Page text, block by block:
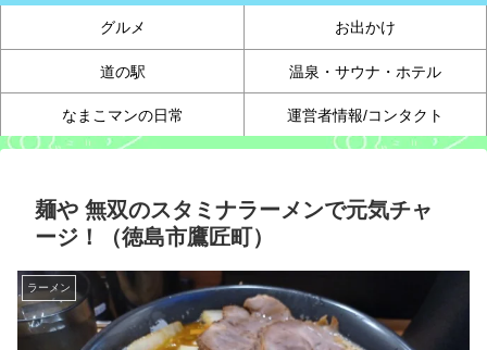
グルメ お出かけ
道の駅 温泉・サウナ・ホテル
なまこマンの日常 運営者情報/コンタクト
麺や 無双のスタミナラーメンで元気チャ
ージ！（徳島市鷹匠町）
ラーメン